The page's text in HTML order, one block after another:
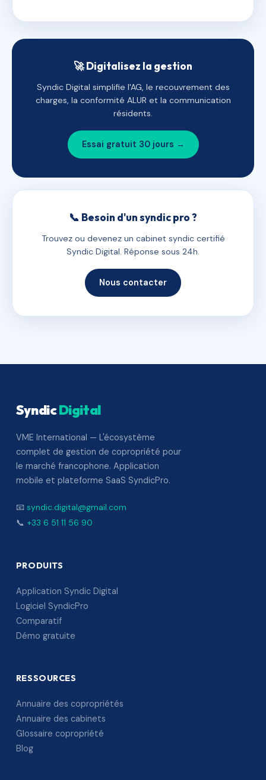
🚀 Digitalisez la gestion
Syndic Digital simplifie l'AG, le recouvrement des
charges, la conformité ALUR et la communication
résidents.
Essai gratuit 30 jours →
📞 Besoin d'un syndic pro ?
Trouvez ou devenez un cabinet syndic certifié
Syndic Digital. Réponse sous 24h.
Nous contacter
SyndicDigital
VME International — L'écosystème
complet de gestion de copropriété pour
le marché francophone. Application
mobile et plateforme SaaS SyndicPro.
📧 syndic.digital@gmail.com
📞 +33 6 51 11 56 90
PRODUITS
Application Syndic Digital
Logiciel SyndicPro
Comparatif
Démo gratuite
RESSOURCES
Annuaire des copropriétés
Annuaire des cabinets
Glossaire copropriété
Blog